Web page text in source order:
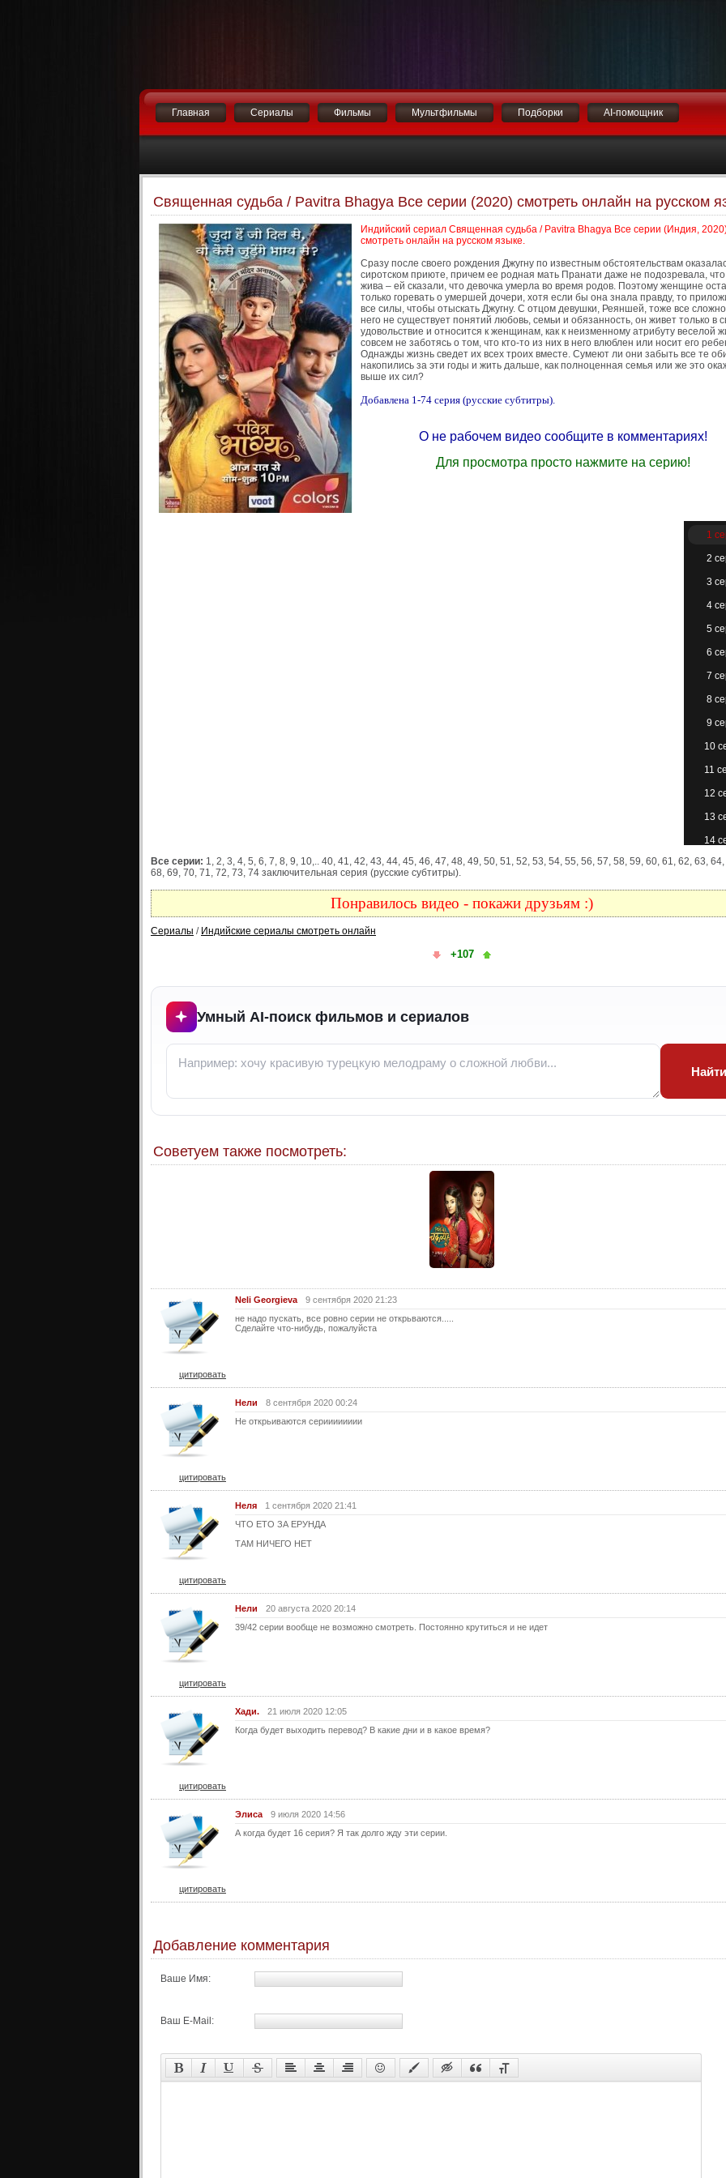
Главная Сериалы Фильмы Мультфильмы Подборки AI-помощник
Священная судьба / Pavitra Bhagya Все серии (2020) смотреть онлайн на русском
Индийский сериал Священная судьба / Pavitra Bhagya Все серии (Индия,
смотреть онлайн на русском языке.
Сразу после своего рождения Джугну по известным обстоятельствам
сиротском приюте, причем ее родная мать Пранати даже не подозревала,
жива – ей сказали, что девочка умерла во время родов. Поэтому женщине
только горевать о умершей дочери, хотя если бы она знала правду, то
все силы, чтобы отыскать Джугну. С отцом девушки, Реяншей, тоже все
него не существует понятий любовь, семьи и обязанность, он живет только в
удовольствие и относится к женщинам, как к неизменному атрибуту веселой
совсем не заботясь о том, что кто-то из них в него влюблен или носит его
Однажды жизнь сведет их всех троих вместе. Сумеют ли они забыть все те
накопились за эти годы и жить дальше, как полноценная семья или же это
выше их сил?
Добавлена 1-74 серия (русские субтитры).
О не рабочем видео сообщите в комментариях!
Для просмотра просто нажмите на серию!
1
2
3
4
5
6
7
8
9
10
11
12
13
14
15
16
24
25
33
46
Все серии: 1, 2, 3, 4, 5, 6, 7, 8, 9, 10,.. 40, 41, 42, 43, 44, 45, 46, 47, 48, 49, 50, 51, 52, 53, 54, 55, 56, 57, 58, 59, 60, 61, 62, 63,
68, 69, 70, 71, 72, 73, 74 заключительная серия (русские субтитры).
Понравилось видео - покажи друзьям :)
Сериалы / Индийские сериалы смотреть онлайн
+107
Умный AI-поиск фильмов и сериалов
Найти
Советуем также посмотреть:
Neli Georgieva
9 сентября 2020 21:23
не надо пускать, все ровно серии не открьваются.....
Сделайте что-нибудь, пожалуйста
цитировать
Нели
8 сентября 2020 00:24
Не открьиваются серииииииии
цитировать
Неля
1 сентября 2020 21:41
ЧТО ЕТО ЗА ЕРУНДА
ТАМ НИЧЕГО НЕТ
цитировать
Нели
20 августа 2020 20:14
39/42 серии вообще не возможно смотреть. Постоянно крутиться и не идет
цитировать
Хади.
21 июля 2020 12:05
Когда будет выходить перевод? В какие дни и в какое время?
цитировать
Элиса
9 июля 2020 14:56
А когда будет 16 серия? Я так долго жду эти серии.
цитировать
Добавление комментария
Ваше Имя:
Ваш E-Mail: